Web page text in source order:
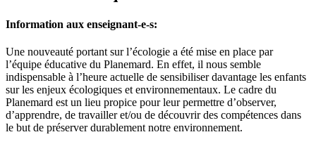
Information aux enseignant-e-s:
Une nouveauté portant sur l’écologie a été mise en place par
l’équipe éducative du Planemard. En effet, il nous semble
indispensable à l’heure actuelle de sensibiliser davantage les enfants
sur les enjeux écologiques et environnementaux. Le cadre du
Planemard est un lieu propice pour leur permettre d’observer,
d’apprendre, de travailler et/ou de découvrir des compétences dans
le but de préserver durablement notre environnement.